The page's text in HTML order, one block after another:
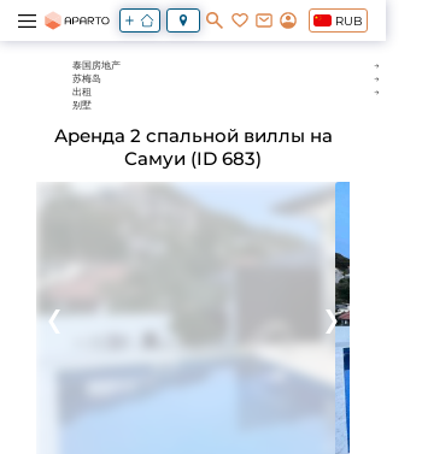
RUB
泰国房地产
苏梅岛
出租
别墅
Аренда 2 спальной виллы на
Самуи (ID 683)